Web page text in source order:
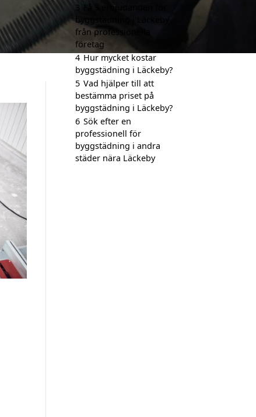
3
Få 3 erbjudanden för
byggstädning i Läckeby
från professionella
företag
4 Hur mycket kostar
byggstädning i Läckeby?
5 Vad hjälper till att
bestämma priset på
byggstädning i Läckeby?
6 Sök efter en
professionell för
byggstädning i andra
städer nära Läckeby